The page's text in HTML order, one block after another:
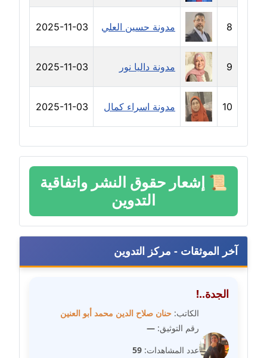
مدونة دعاء الشاهد
عاملة
مدونة دينا عاصم
عاملة
مدونة دينا منير
عاملة
مدونة راقية الدويك
عاملة
مدونة رانيا ثروت
مدونة رجاء دياب
عاملة
مدونة رشا السعدي
عاملة
8 مدونة حسين العلي 2025-11-03
9 مدونة داليا نور 2025-11-03
10 مدونة اسراء كمال 2025-11-03
📜 إشعار حقوق النشر واتفاقية
التدوين
آخر الموثقات - مركز التدوين
الجدة..!
الكاتب: حنان صلاح الدين محمد أبو العنين
رقم التوثيق: —
عدد المشاهدات: 59